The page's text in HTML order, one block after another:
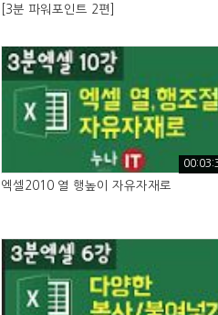
[3분 파워포인트 2편]
엑셀2010 열 행높이 자유자재로